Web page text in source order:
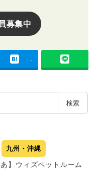
募集中
-
検索
九州・沖縄
】ウィズペットルーム